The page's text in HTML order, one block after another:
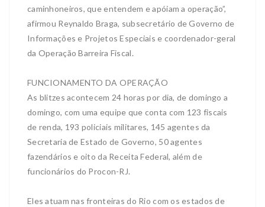
caminhoneiros, que entendem e apóiam a operação”,
afirmou Reynaldo Braga, subsecretário de Governo de
Informações e Projetos Especiais e coordenador-geral
da Operação Barreira Fiscal.
FUNCIONAMENTO DA OPERAÇÃO
As blitzes acontecem 24 horas por dia, de domingo a
domingo, com uma equipe que conta com 123 fiscais
de renda, 193 policiais militares, 145 agentes da
Secretaria de Estado de Governo, 50 agentes
fazendários e oito da Receita Federal, além de
funcionários do Procon-RJ.
Eles atuam nas fronteiras do Rio com os estados de